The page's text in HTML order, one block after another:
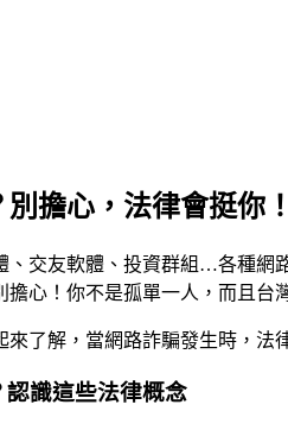
擔心，法律會挺你！
、交友軟體、投資群組…各種網
心！你不是孤單一人，而且台
了解，當網路詐騙發生時，法
識這些法律概念